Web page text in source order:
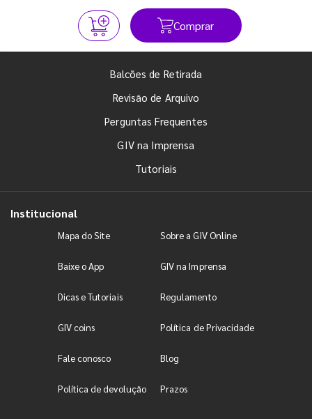
Comprar
Balcões de Retirada
Revisão de Arquivo
Perguntas Frequentes
GIV na Imprensa
Tutoriais
Institucional
Mapa do Site Sobre a GIV Online
Baixe o App GIV na Imprensa
Dicas e Tutoriais Regulamento
GIV coins Política de Privacidade
Fale conosco Blog
Política de devolução Prazos